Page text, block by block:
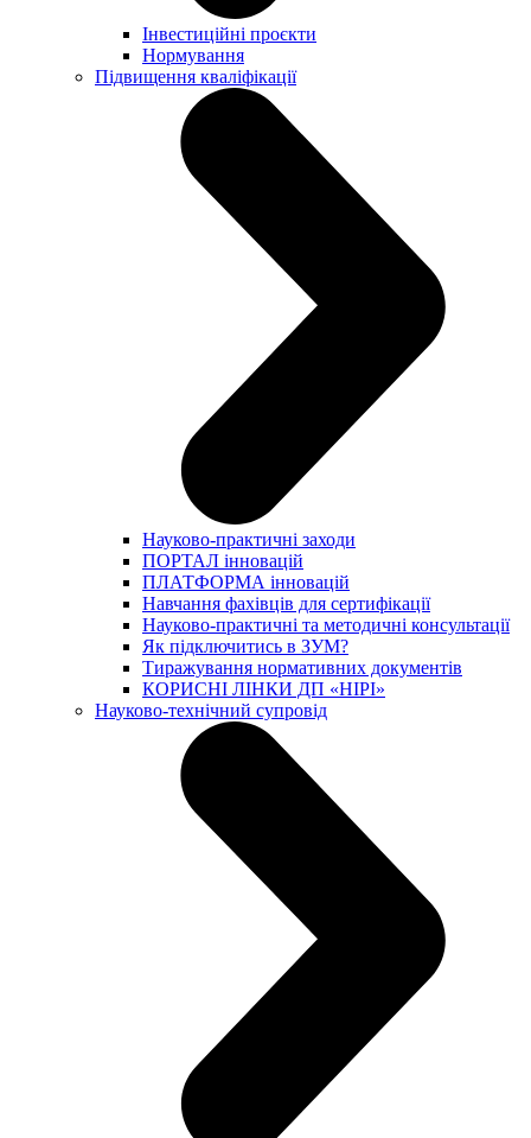
Інвестиційні проєкти
Нормування
Підвищення кваліфікації
Науково-практичні заходи
ПОРТАЛ інновацій
ПЛАТФОРМА інновацій
Навчання фахівців для сертифікації
Науково-практичні та методичні консультації
Як підключитись в ЗУМ?
Тиражування нормативних документів
КОРИСНІ ЛІНКИ ДП «НІРІ»
Науково-технічний супровід